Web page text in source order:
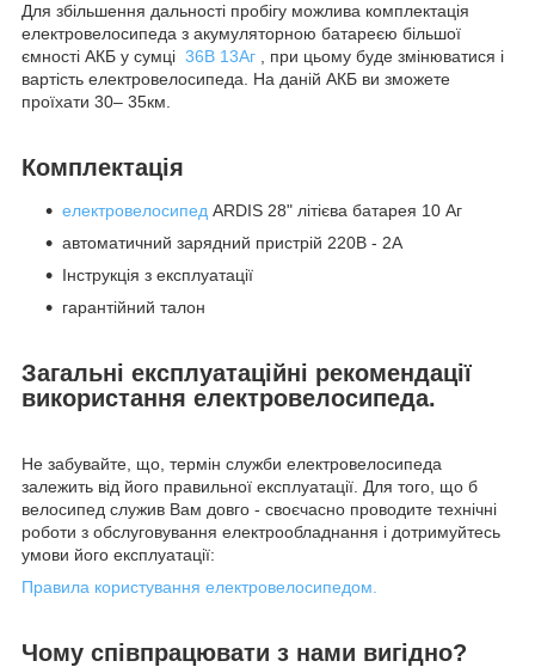
Для збільшення дальності пробігу можлива комплектація
електровелосипеда з акумуляторною батареєю більшої
ємності АКБ у сумці 36В 13Аг , при цьому буде змінюватися і
вартість електровелосипеда. На даній АКБ ви зможете
проїхати 30– 35км.
Комплектація
електровелосипед ARDIS 28" літієва батарея 10 Аг
автоматичний зарядний пристрій 220В - 2A
Інструкція з експлуатації
гарантійний талон
Загальні експлуатаційні рекомендації
використання електровелосипеда.
Не забувайте, що, термін служби електровелосипеда
залежить від його правильної експлуатації. Для того, що б
велосипед служив Вам довго - своєчасно проводите технічні
роботи з обслуговування електрообладнання і дотримуйтесь
умови його експлуатації:
Правила користування електровелосипедом.
Чому співпрацювати з нами вигідно?